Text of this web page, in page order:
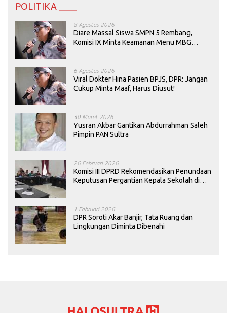
POLITIKA ____
8 Agustus 2026
Diare Massal Siswa SMPN 5 Rembang,
Komisi IX Minta Keamanan Menu MBG
6 Agustus 2026
Viral Dokter Hina Pasien BPJS, DPR: Jangan
Cukup Minta Maaf, Harus Diusut!
30 Maret 2026
Yusran Akbar Gantikan Abdurrahman Saleh
Pimpin PAN Sultra
26 Februari 2026
Komisi III DPRD Rekomendasikan Penundaan
Keputusan Pergantian Kepala Sekolah di
1 Februari 2026
DPR Soroti Akar Banjir, Tata Ruang dan
Lingkungan Diminta Dibenahi